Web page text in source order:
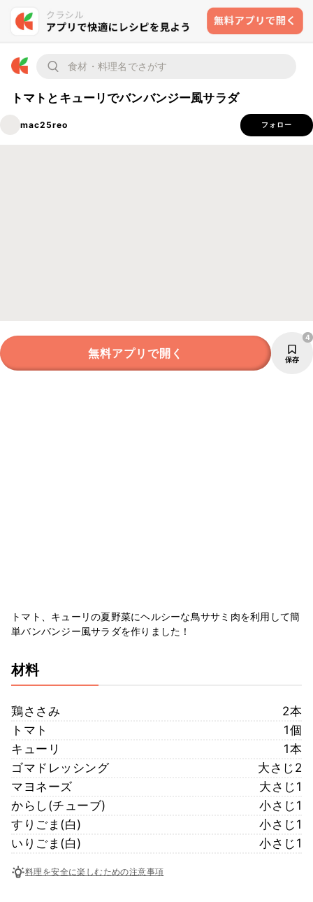
トマトとキューリでバンバンジー風サラダ
mac25reo フォロー
無料アプリで開く 保存
4
トマト、キューリの夏野菜にヘルシーな鳥ササミ肉を利用して簡
単バンバンジー風サラダを作りました！
材料
鶏ささみ
2本
トマト
1個
キューリ
1本
ゴマドレッシング
大さじ2
マヨネーズ
大さじ1
からし(チューブ)
小さじ1
すりごま(白)
小さじ1
いりごま(白)
小さじ1
料理を安全に楽しむための注意事項